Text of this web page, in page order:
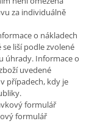
za individuálně
o nákladech
liší podle zvolené
úhrady. Informace o
uvedené
případech, kdy je
formulář
formulář